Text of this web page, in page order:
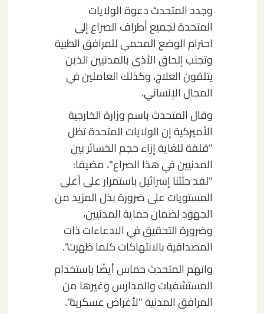
وجدد المتحدث دعوة الولايات
المتحدة لجميع أطراف الصراع إلى
احترام الوضع المحمي للمرافق الطبية
وتجنب إلحاق الأذى بالمدنيين الذين
يتلقون العلاج، وكذلك العاملين في
المجال الإنساني.
وقال المتحدث باسم وزارة الخارجية
الأميركية إن الولايات المتحدة تظل
"قلقة للغاية إزاء حجم الخسائر بين
المدنيين في هذا الصراع"، مضيفا:
"لقد حثثنا إسرائيل باستمرار على أعلى
المستويات على ضرورة بذل المزيد من
الجهود لضمان حماية المدنيين،
وضرورة التحقيق في الادعاءات ذات
المصداقية بالانتهاكات كلما ظهرت".
واتهم المتحدث حماس أيضًا باستخدام
المستشفيات والمدارس وغيرها من
المرافق المدنية "لأغراض عسكرية".